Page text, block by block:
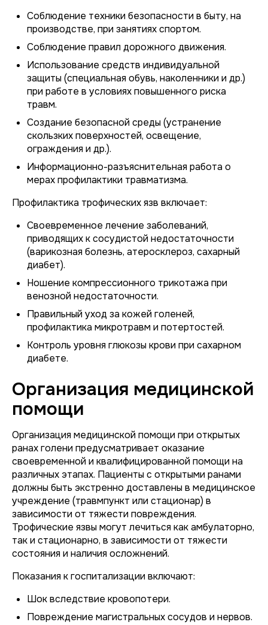
Соблюдение техники безопасности в быту, на
производстве, при занятиях спортом.
Соблюдение правил дорожного движения.
Использование средств индивидуальной
защиты (специальная обувь, наколенники и др.)
при работе в условиях повышенного риска
травм.
Создание безопасной среды (устранение
скользких поверхностей, освещение,
ограждения и др.).
Информационно-разъяснительная работа о
мерах профилактики травматизма.
Профилактика трофических язв включает:
Своевременное лечение заболеваний,
приводящих к сосудистой недостаточности
(варикозная болезнь, атеросклероз, сахарный
диабет).
Ношение компрессионного трикотажа при
венозной недостаточности.
Правильный уход за кожей голеней,
профилактика микротравм и потертостей.
Контроль уровня глюкозы крови при сахарном
диабете.
Организация медицинской
помощи
Организация медицинской помощи при открытых
ранах голени предусматривает оказание
своевременной и квалифицированной помощи на
различных этапах. Пациенты с открытыми ранами
должны быть экстренно доставлены в медицинское
учреждение (травмпункт или стационар) в
зависимости от тяжести повреждения.
Трофические язвы могут лечиться как амбулаторно,
так и стационарно, в зависимости от тяжести
состояния и наличия осложнений.
Показания к госпитализации включают:
Шок вследствие кровопотери.
Повреждение магистральных сосудов и нервов.